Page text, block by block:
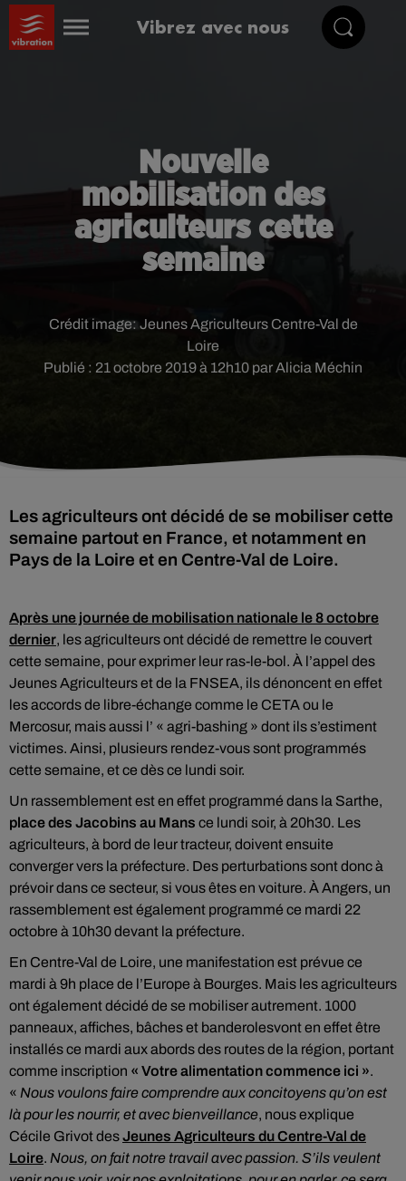
Vibrez avec nous
Nouvelle
mobilisation des
agriculteurs cette
semaine
Publié : 21 octobre 2019 à 12h10 par Alicia Méchin
Crédit image:Jeunes Agriculteurs Centre-Val de
Loire
Les agriculteurs ont décidé de se mobiliser cette
semaine partout en France, et notamment en
Pays de la Loire et en Centre-Val de Loire.
Après une journée de mobilisation nationale le 8 octobre
dernier, les agriculteurs ont décidé de remettre le couvert
cette semaine, pour exprimer leur ras-le-bol. À l’appel des
Jeunes Agriculteurs et de la FNSEA, ils dénoncent en effet
les accords de libre-échange comme le CETA ou le
Mercosur, mais aussi l’ « agri-bashing » dont ils s’estiment
victimes. Ainsi, plusieurs rendez-vous sont programmés
cette semaine, et ce dès ce lundi soir.
Un rassemblement est en effet programmé dans la Sarthe,
place des Jacobins au Mans ce lundi soir, à 20h30. Les
agriculteurs, à bord de leur tracteur, doivent ensuite
converger vers la préfecture. Des perturbations sont donc à
prévoir dans ce secteur, si vous êtes en voiture. À Angers, un
rassemblement est également programmé ce mardi 22
octobre à 10h30 devant la préfecture.
En Centre-Val de Loire, une manifestation est prévue ce
mardi à 9h place de l’Europe à Bourges. Mais les agriculteurs
ont également décidé de se mobiliser autrement. 1000
panneaux, affiches, bâches et banderolesvont en effet être
installés ce mardi aux abords des routes de la région, portant
comme inscription « Votre alimentation commence ici ».
« Nous voulons faire comprendre aux concitoyens qu’on est
là pour les nourrir, et avec bienveillance, nous explique
Cécile Grivot desJeunes Agriculteurs du Centre-Val de
Loire. Nous, on fait notre travail avec passion. S’ils veulent